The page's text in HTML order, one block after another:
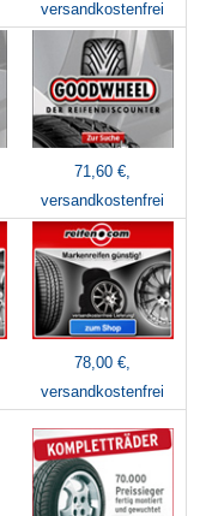
versandkostenfrei
71,60 €,
versandkostenfrei
78,00 €,
versandkostenfrei